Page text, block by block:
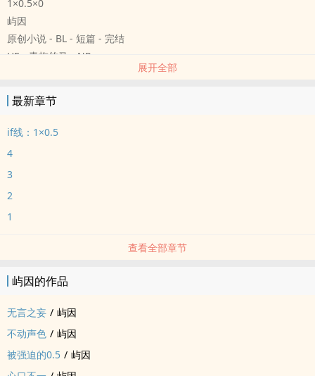
1×0.5×0
屿因
原创小说 - BL - 短篇 - 完结
HE - 青梅竹马 - NP
我们三个人把日子过好比什幺都重要！
展开全部
最新章节
if线：1×0.5
4
3
2
1
查看全部章节
屿因的作品
无言之妄 / 屿因
不动声色 / 屿因
被强迫的0.5 / 屿因